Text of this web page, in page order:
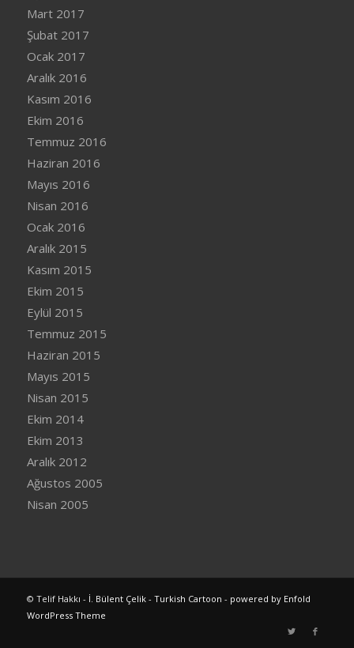
Mart 2017
Şubat 2017
Ocak 2017
Aralık 2016
Kasım 2016
Ekim 2016
Temmuz 2016
Haziran 2016
Mayıs 2016
Nisan 2016
Ocak 2016
Aralık 2015
Kasım 2015
Ekim 2015
Eylül 2015
Temmuz 2015
Haziran 2015
Mayıs 2015
Nisan 2015
Ekim 2014
Ekim 2013
Aralık 2012
Ağustos 2005
Nisan 2005
© Telif Hakkı - İ. Bülent Çelik - Turkish Cartoon - powered by Enfold
WordPress Theme